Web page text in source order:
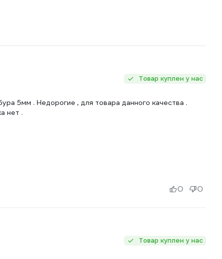
Товар куплен у нас
5мм . Недорогие , для товара данного качества .
нет .
0 0
Товар куплен у нас